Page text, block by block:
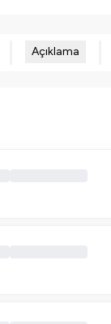
Açıklama